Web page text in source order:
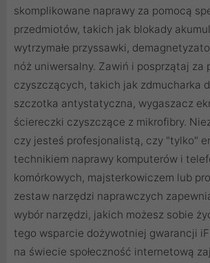
skomplikowane naprawy za pomocą
przedmiotów, takich jak blokady
wytrzymałe przyssawki,
nóż uniwersalny. Zawiń i posprzątaj za
czyszczących, takich jak zdmucharka
szczotka antystatyczna, wygaszacz
ściereczki czyszczące z mikrofibry.
czy jesteś profesjonalistą, czy "tylko"
technikiem naprawy komputerów i
komórkowych, majsterkowiczem lub
zestaw narzędzi naprawczych
wybór narzędzi, jakich możesz sobie
tego wsparcie dożywotniej gwarancji
na świecie społeczność internetową